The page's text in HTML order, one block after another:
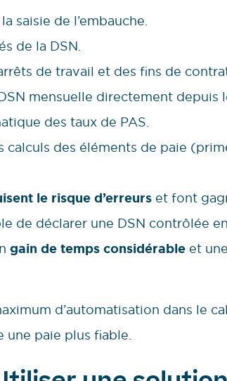
saisie de l’embauche.
de la DSN.
de travail et des fins de
mensuelle directement depuis
des taux de PAS.
calculs des éléments de paie
le risque d’erreurs et font
de déclarer une DSN contrôlée
gain de temps considérable et
d’automatisation dans le
paie plus fiable.